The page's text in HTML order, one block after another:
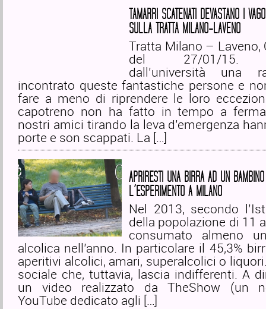
TAMARRI SCATENATI DEVASTANO I
SULLA TRATTA MILANO-LAVENO
Tratta Milano – Laveno,
del 27/01/15.
dall’università una
incontrato queste fantastiche persone e
fare a meno di riprendere le loro
capotreno non ha fatto in tempo a
nostri amici tirando la leva d’emergenza
porte e son scappati. La […]
APRIRESTI UNA BIRRA AD UN
L’ESPERIMENTO A MILANO
Nel 2013, secondo
della popolazione di 11
consumato almeno
alcolica nell’anno. In particolare il 45,3%
aperitivi alcolici, amari, superalcolici o
sociale che, tuttavia, lascia indifferenti. A
un video realizzato da TheShow (un
YouTube dedicato agli […]